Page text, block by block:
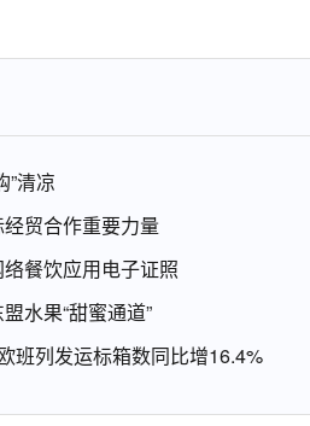
”清凉
贸合作重要力量
餐饮应用电子证照
水果“甜蜜通道”
班列发运标箱数同比增16.4%